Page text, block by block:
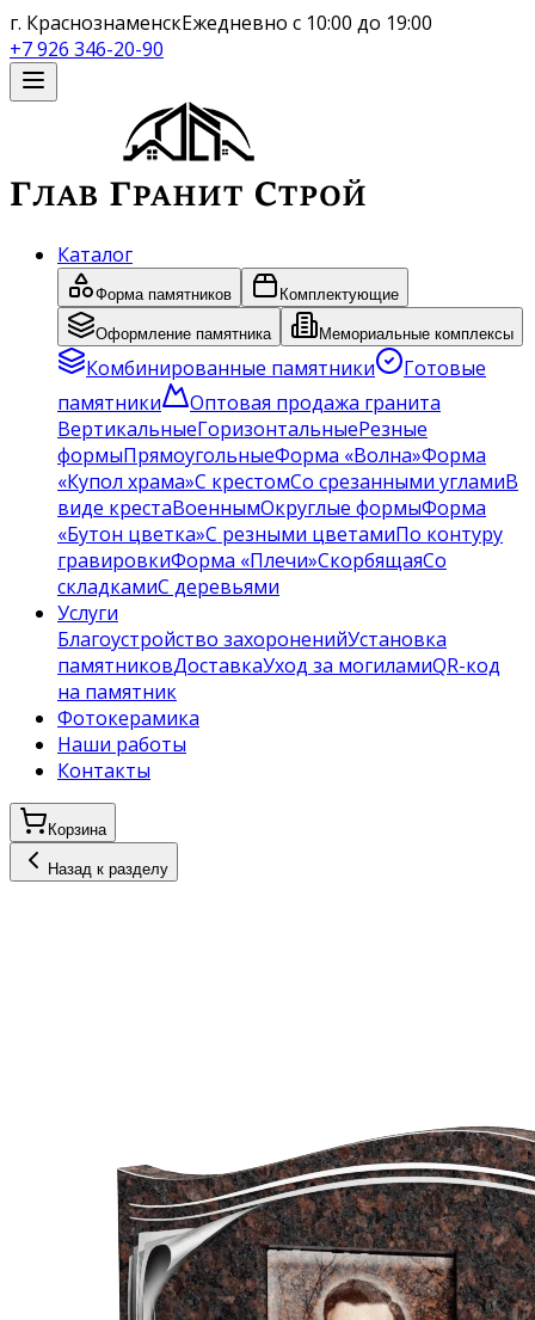
г. КраснознаменскЕжедневно с 10:00 до 19:00
+7 926 346-20-90
Каталог
Форма памятников Комплектующие
Оформление памятника Мемориальные комплексы
Комбинированные памятники
Готовые
памятники
Оптовая продажа гранита
ВертикальныеГоризонтальныеРезные
формыПрямоугольныеФорма «Волна»Форма
«Купол храма»С крестомСо срезанными угламиВ
виде крестаВоеннымОкруглые формыФорма
«Бутон цветка»С резными цветамиПо контуру
гравировкиФорма «Плечи»СкорбящаяСо
складкамиС деревьями
Услуги
Благоустройство захороненийУстановка
памятниковДоставкаУход за могиламиQR-код
на памятник
Фотокерамика
Наши работы
Контакты
Корзина
Назад к разделу